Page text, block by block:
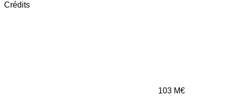
Crédits
103 M€